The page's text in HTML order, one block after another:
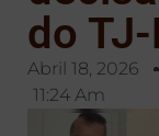
do
Abril 18, 2026
11:24 Am